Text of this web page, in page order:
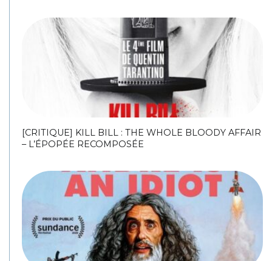
[CRITIQUE] KILL BILL : THE WHOLE BLOODY AFFAIR
– L’ÉPOPÉE RECOMPOSÉE